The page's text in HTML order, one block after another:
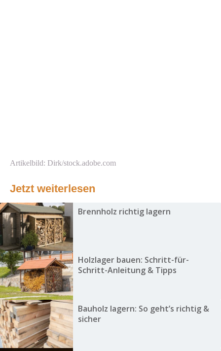
Artikelbild: Dirk/stock.adobe.com
Jetzt weiterlesen
Brennholz richtig lagern
Holzlager bauen: Schritt-für-
Schritt-Anleitung & Tipps
Bauholz lagern: So geht’s richtig &
sicher